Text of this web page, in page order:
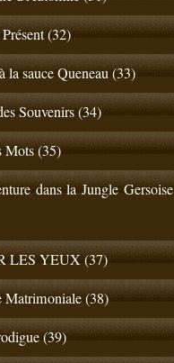
(32)
la sauce Queneau (33)
Souvenirs (34)
Mots (35)
dans la Jungle Gersoise
LES YEUX (37)
Matrimoniale (38)
(39)